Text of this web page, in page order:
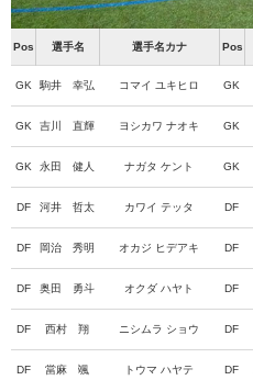
Pos 選手名 選手名カナ Pos
GK 駒井 幸弘 コマイ ユキヒロ GK
GK 吉川 直輝 ヨシカワ ナオキ GK
GK 永田 健人 ナガタ ケント GK
DF 河井 哲太 カワイ テッタ DF
DF 岡治 秀明 オカジ ヒデアキ DF
DF 奥田 勇斗 オクダ ハヤト DF
DF 西村 翔 ニシムラ ショウ DF
DF 當麻 颯 トウマ ハヤテ DF